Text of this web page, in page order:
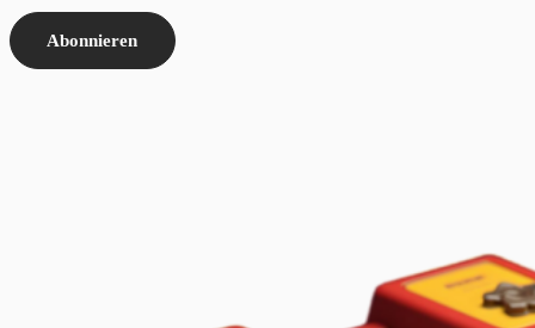
Abonnieren